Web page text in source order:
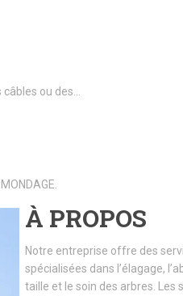
ou des…
À PROPOS
Notre entreprise offre des
spécialisées dans l’élagage,
taille et le soin des arbres. Les